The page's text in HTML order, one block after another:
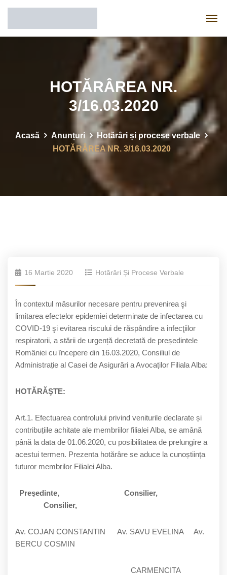
HOTĂRÂREA NR.
3/16.03.2020
Acasă Anunțuri
Hotărâri și procese verbale
HOTĂRÂREA NR. 3/16.03.2020
16 Martie 2020 Hotărâri Și Procese Verbale
În contextul măsurilor necesare pentru prevenirea şi
limitarea efectelor epidemiei determinate de infectarea cu
COVID-19 şi evitarea riscului de răspândire a infecţiilor
respiratorii, a stării de urgență decretată de președintele
României cu începere din 16.03.2020, Consiliul de
Administrație al Casei de Asigurări a Avocaților Filiala Alba:
HOTĂRĂŞTE:
Art.1. Efectuarea controlului privind veniturile declarate și
contribuțiile achitate ale membriilor filialei Alba, se amână
până la data de 01.06.2020, cu posibilitatea de prelungire a
acestui termen. Prezenta hotărâre se aduce la cunoștiința
tuturor membrilor Filialei Alba.
Preşedinte, Consilier,
Consilier,
Av. COJAN CONSTANTIN Av. SAVU EVELINA Av.
BERCU COSMIN
CARMENCITA